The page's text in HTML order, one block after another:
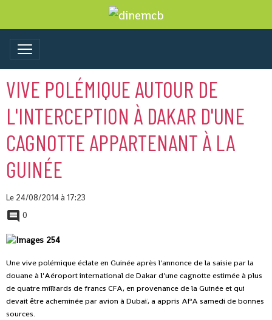
VIVE POLÉMIQUE AUTOUR DE
L'INTERCEPTION À DAKAR D'UNE
CAGNOTTE APPARTENANT À LA
GUINÉE
Le 24/08/2014à 17:23
0
Une vive polémique éclate en Guinée après l'annonce de la saisie par la
douane à l'Aéroport international de Dakar d'une cagnotte estimée à plus
de quatre milliards de francs CFA, en provenance de la Guinée et qui
devait être acheminée par avion à Dubaï, a appris APA samedi de bonnes
sources.